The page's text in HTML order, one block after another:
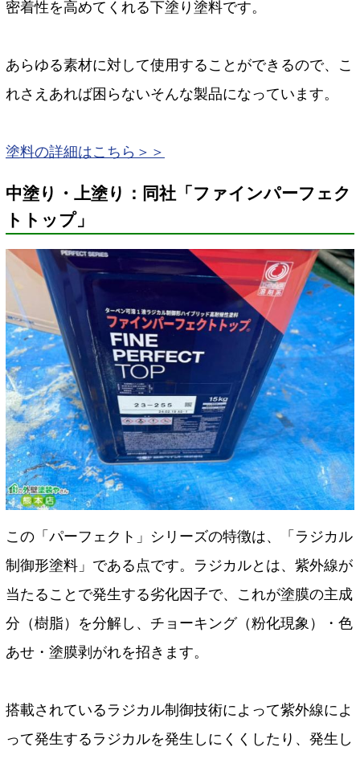
密着性を高めてくれる下塗り塗料です。
あらゆる素材に対して使用することができるので、こ
れさえあれば困らないそんな製品になっています。
塗料の詳細はこちら＞＞
中塗り・上塗り：同社「ファインパーフェク
トトップ」
この「パーフェクト」シリーズの特徴は、「ラジカル
制御形塗料」である点です。ラジカルとは、紫外線が
当たることで発生する劣化因子で、これが塗膜の主成
分（樹脂）を分解し、チョーキング（粉化現象）・色
あせ・塗膜剥がれを招きます。
搭載されているラジカル制御技術によって紫外線によ
って発生するラジカルを発生しにくくしたり、発生し